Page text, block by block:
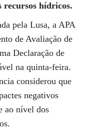
recursos hídricos.
pela Lusa, a APA
de Avaliação de
Declaração de
na quinta-feira.
considerou que
negativos
ao nível dos